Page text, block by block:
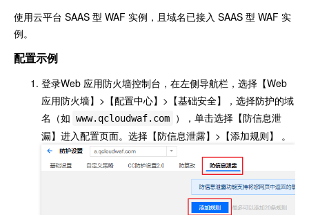
使用云平台 SAAS 型 WAF 实例，且域名已接入 SAAS 型 WAF 实
例。
配置示例
登录Web 应用防火墙控制台，在左侧导航栏，选择【Web
应用防火墙】>【配置中心】>【基础安全】，选择防护的域
名（如 www.qcloudwaf.com
），单击选择【防信息泄
漏】进入配置页面。选择【防信息泄露】>【添加规则】 。